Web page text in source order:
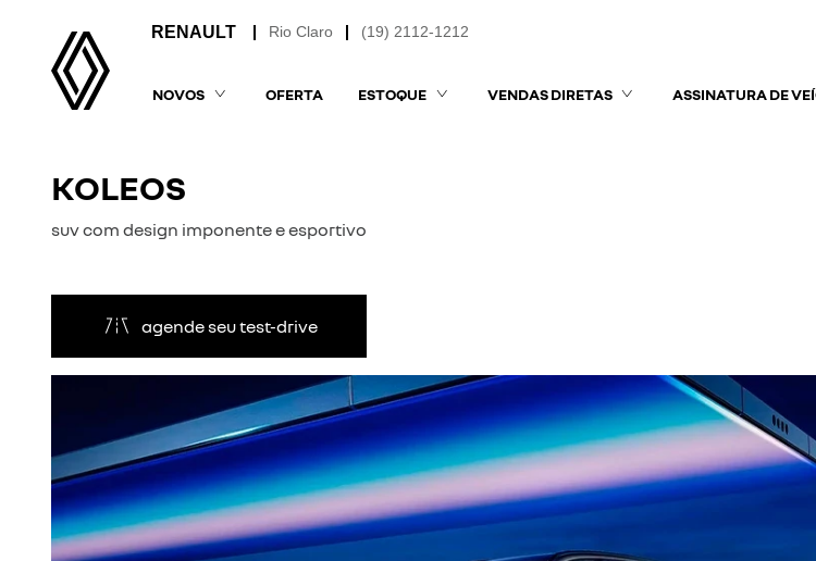
(19) 2112-1212
Rio Claro
NOVOS OFERTA ESTOQUE VENDAS DIRETAS ASSINATURA DE
KOLEOS
suv com design imponente e esportivo
agende seu test-drive